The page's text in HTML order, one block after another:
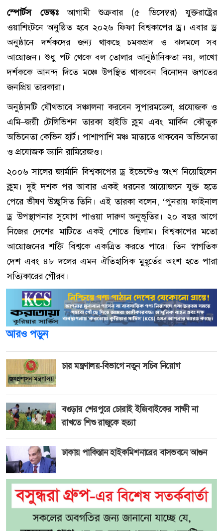
স্পোর্টস ডেস্কঃআগামী শুক্রবার (৫ ডিসেম্বর) যুক্তরাষ্ট্রের
ওয়াশিংটনে অনুষ্ঠিত হবে ২০২৬ ফিফা বিশ্বকাপের ড্র। এবার ড্র
অনুষ্ঠানে দর্শকদের জন্য থাকছে চমকপ্রদ ও ঝলমলে সব
আয়োজন। শুধু পট থেকে বল তোলার আনুষ্ঠানিকতা নয়, লাখো
দর্শককে আনন্দ দিতে মঞ্চে উপস্থিত থাকবেন বিনোদন জগতের
জনপ্রিয় তারকারা।
অনুষ্ঠানটি যৌথভাবে সঞ্চালনা করবেন সুপারমডেল, প্রযোজক ও
এমি–জয়ী টেলিভিশন তারকা হাইডি ক্লুম এবং মার্কিন কৌতুক
অভিনেতা কেভিন হার্ট। পাশাপাশি মঞ্চ মাতাতে থাকবেন অভিনেতা
ও প্রযোজক ড্যানি রামিরেজও।
২০০৬ সালের জার্মানি বিশ্বকাপের ড্র ইভেন্টেও অংশ নিয়েছিলেন
ক্লুম। দুই দশক পর আবার একই ধরনের আয়োজনে যুক্ত হতে
পেরে ভীষণ উচ্ছ্বসিত তিনি। এই তারকা বলেন, ‘পুনরায় ফাইনাল
ড্র উপস্থাপনার সুযোগ পাওয়া দারুণ অনুভূতির। ২০ বছর আগে
নিজের দেশের মাটিতে একই শোতে ছিলাম। বিশ্বকাপের মতো
আয়োজনের শক্তি বিশ্বকে একত্রিত করতে পারে। তিন স্বাগতিক
দেশ এবং ৪৮ দলের এমন ঐতিহাসিক মুহূর্তের অংশ হতে পারা
সত্যিকারের গৌরব।
আরও পড়ুন
চার মন্ত্রণালয়-বিভাগে নতুন সচিব নিয়োগ
বগুড়ার শেরপুরে চোরাই ইজিবাইকের সাক্ষী না
রাখতে শিশু রাজুকে হত্যা
ঢাকায় পাকিস্তান হাইকমিশনারের বাসভবনে আগুন